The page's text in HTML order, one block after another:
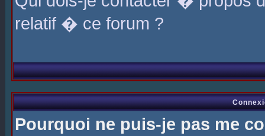
relatif � ce forum ?
Pourquoi ne puis-je pas me